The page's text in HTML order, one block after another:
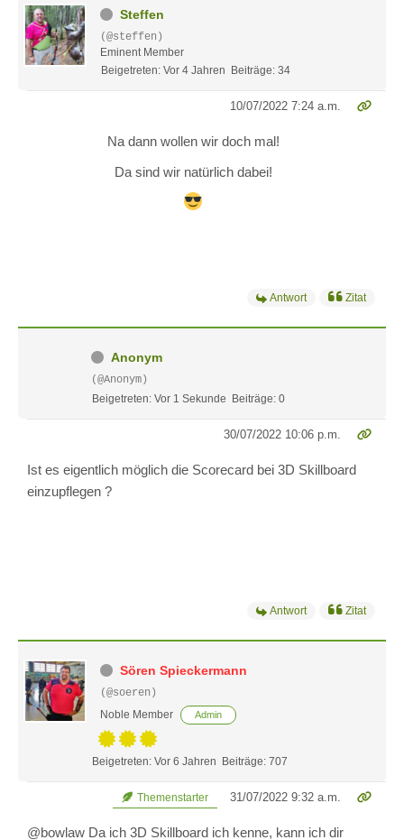
Steffen
(@steffen)
Eminent Member
Beigetreten: Vor 4 Jahren Beiträge: 34
10/07/2022 7:24 a.m.
Na dann wollen wir doch mal!
Da sind wir natürlich dabei!
Antwort Zitat
Anonym
(@Anonym)
Beigetreten: Vor 1 Sekunde Beiträge: 0
30/07/2022 10:06 p.m.
Ist es eigentlich möglich die Scorecard bei 3D Skillboard
einzupflegen ?
Antwort Zitat
Sören Spieckermann
(@soeren)
Noble Member
Admin
Beigetreten: Vor 6 Jahren Beiträge: 707
Themenstarter 31/07/2022 9:32 a.m.
@bowlaw Da ich 3D Skillboard ich kenne, kann ich dir